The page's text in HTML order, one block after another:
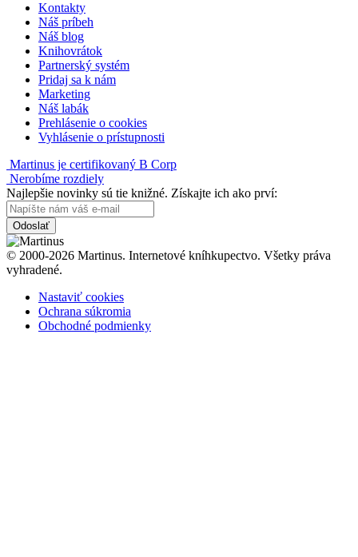
Kontakty
Náš príbeh
Náš blog
Knihovrátok
Partnerský systém
Pridaj sa k nám
Marketing
Náš labák
Prehlásenie o cookies
Vyhlásenie o prístupnosti
Martinus je certifikovaný B Corp
Nerobíme rozdiely
Najlepšie novinky sú tie knižné. Získajte ich ako prví:
Odoslať
© 2000-2026 Martinus. Internetové kníhkupectvo. Všetky práva
vyhradené.
Nastaviť cookies
Ochrana súkromia
Obchodné podmienky